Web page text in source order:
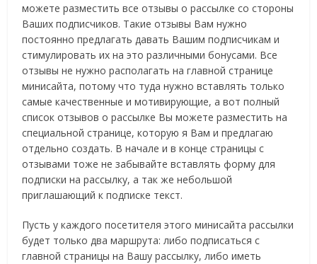
можете разместить все отзывы о рассылке со стороны
Ваших подписчиков. Такие отзывы Вам нужно
постоянно предлагать давать Вашим подписчикам и
стимулировать их на это различными бонусами. Все
отзывы не нужно располагать на главной странице
минисайта, потому что туда нужно вставлять только
самые качественные и мотивирующие, а вот полный
список отзывов о рассылке Вы можете разместить на
специальной странице, которую я Вам и предлагаю
отдельно создать. В начале и в конце страницы с
отзывами тоже не забывайте вставлять форму для
подписки на рассылку, а так же небольшой
приглашающий к подписке текст.
Пусть у каждого посетителя этого минисайта рассылки
будет только два маршрута: либо подписаться с
главной страницы на Вашу рассылку, либо иметь